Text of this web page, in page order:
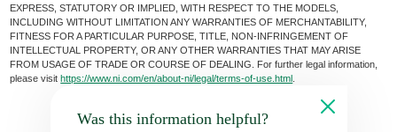
EXPRESS, STATUTORY OR IMPLIED, WITH RESPECT TO THE MODELS,
INCLUDING WITHOUT LIMITATION ANY WARRANTIES OF MERCHANTABILITY,
FITNESS FOR A PARTICULAR PURPOSE, TITLE, NON-INFRINGEMENT OF
INTELLECTUAL PROPERTY, OR ANY OTHER WARRANTIES THAT MAY ARISE
FROM USAGE OF TRADE OR COURSE OF DEALING. For further legal information,
please visithttps://www.ni.com/en/about-ni/legal/terms-of-use.html
Was this information helpful?